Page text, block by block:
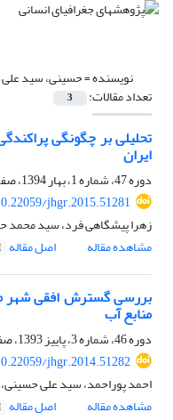
نویسنده =حسینی، سید علی
تعداد مقالات: 3
تحلیلی بر چگونگی
ایران
دوره 47، شماره 1، بهار 1394، صفحه
jhgr.2015.51281
زهرا پیشگاهی فرد، سید
مشاهده مقاله
اصل مقاله
بررسی گسترش افقی شهر
منابع آب
دوره 46، شماره 3، پاییز 1393، صفحه
jhgr.2014.51282
احمد پوراحمد، سید علی
مشاهده مقاله
اصل مقاله